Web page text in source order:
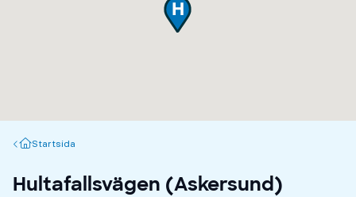
Startsida
Startsida
Hultafallsvägen (Askersund)